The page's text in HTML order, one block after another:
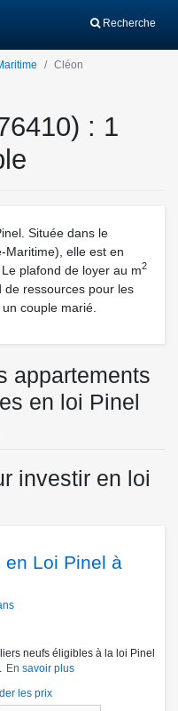
Recherche
Cléon
: 1
Située dans le
Maritime), elle est en
plafond de loyer au m2
de ressources pour les
couple marié.
appartements
en loi Pinel
investir en loi
Loi Pinel à
neufs éligibles à la loi Pinel
En savoir plus
les prix